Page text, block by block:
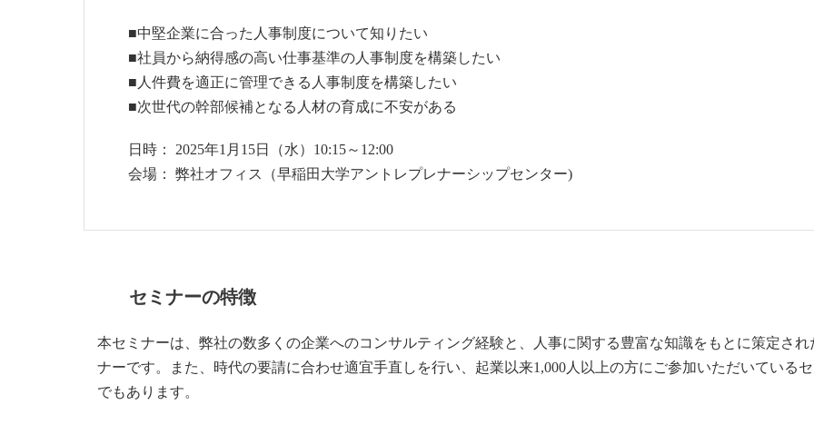
■中堅企業に合った人事制度について知りたい
■社員から納得感の高い仕事基準の人事制度を構築したい
■人件費を適正に管理できる人事制度を構築したい
■次世代の幹部候補となる人材の育成に不安がある
日時： 2025年1月15日（水）10:15～12:00
会場： 弊社オフィス（早稲田大学アントレプレナーシップセンター)
セミナーの特徴
本セミナーは、弊社の数多くの企業へのコンサルティング経験と、人事に関する豊富な知識をもとに策定され
ナーです。また、時代の要請に合わせ適宜手直しを行い、起業以来1,000人以上の方にご参加いただいている
でもあります。